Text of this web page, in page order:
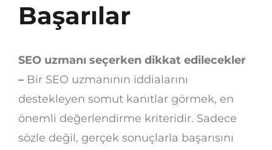
Başarılar
SEO uzmanı seçerken dikkat edilecekler
– Bir SEO uzmanının iddialarını
destekleyen somut kanıtlar görmek, en
önemli değerlendirme kriteridir. Sadece
sözle değil, gerçek sonuçlarla başarısını